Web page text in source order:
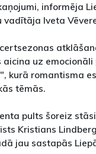
informēja
vadītāja Iveta
aicina uz
kurā romantisma
tēmās.
pults šoreiz
Kristians
jau sastapās